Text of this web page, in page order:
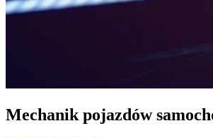
Mechanik pojazdów